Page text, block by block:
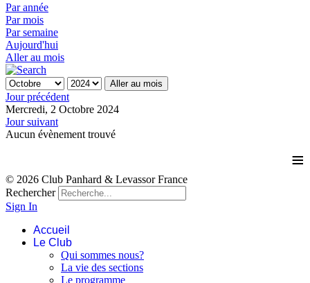
Par année
Par mois
Par semaine
Aujourd'hui
Aller au mois
Aller au mois
Jour précédent
Mercredi, 2 Octobre 2024
Jour suivant
Aucun évènement trouvé
≡
© 2026 Club Panhard & Levassor France
Rechercher
Sign In
Accueil
Le Club
Qui sommes nous?
La vie des sections
Le programme